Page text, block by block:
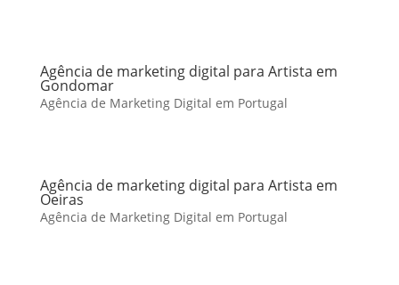
Agência de marketing digital para Artista em
Gondomar
Agência de Marketing Digital em Portugal
Agência de marketing digital para Artista em
Oeiras
Agência de Marketing Digital em Portugal